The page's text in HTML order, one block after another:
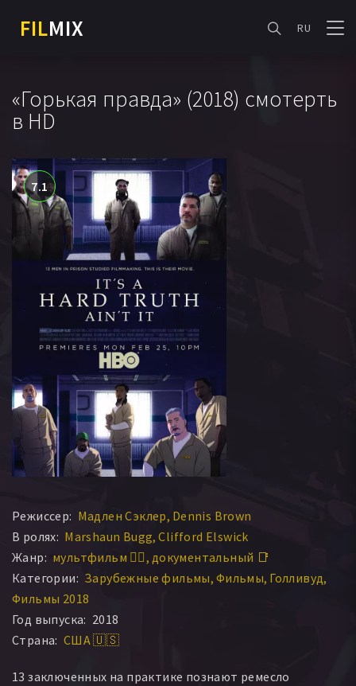
FILMIX RU
«Горькая правда» (2018) смотерть
в HD
7.1
Режиссер: Мадлен Сэклер Dennis Brown
В ролях: Marshaun Bugg Clifford Elswick
Жанр: мультфильм 🧚‍♀️ документальный 📑
Категории: Зарубежные фильмы Фильмы Голливуд
Фильмы 2018
Год выпуска: 2018
Страна: США 🇺🇸
13 заключенных на практике познают ремесло